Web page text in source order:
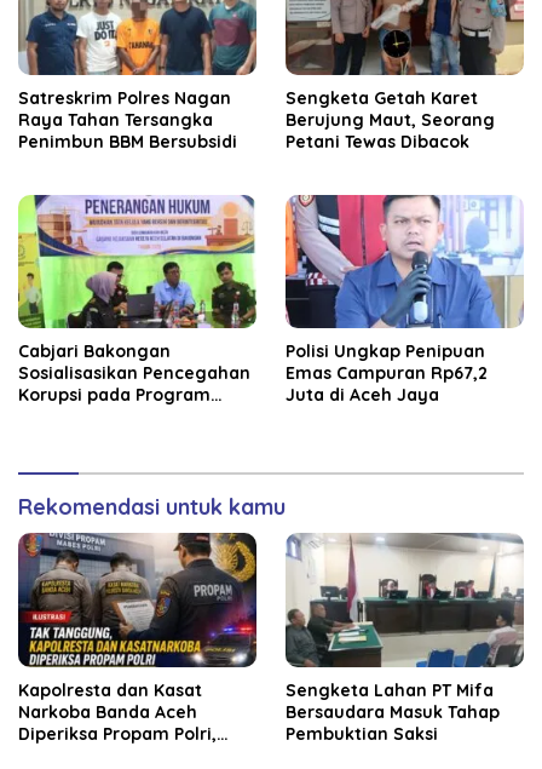
Satreskrim Polres Nagan
Raya Tahan Tersangka
Penimbun BBM Bersubsidi
Sengketa Getah Karet
Berujung Maut, Seorang
Petani Tewas Dibacok
Cabjari Bakongan
Sosialisasikan Pencegahan
Korupsi pada Program
Polisi Ungkap Penipuan
Emas Campuran Rp67,2
Juta di Aceh Jaya
Rekomendasi untuk kamu
Kapolresta dan Kasat
Narkoba Banda Aceh
Diperiksa Propam Polri,
Sengketa Lahan PT Mifa
Bersaudara Masuk Tahap
Pembuktian Saksi